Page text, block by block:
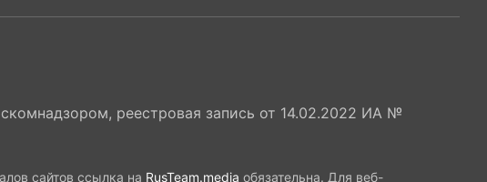
реестровая запись от 14.02.2022 ИА №
сайтов ссылка на RusTeam.media обязательна. Для веб-